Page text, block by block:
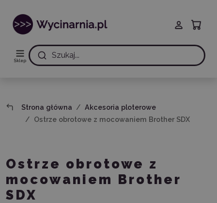
Sklep
Szukaj...
Strona główna
Akcesoria ploterowe
Ostrze obrotowe z mocowaniem Brother SDX
Ostrze obrotowe z
mocowaniem Brother
SDX